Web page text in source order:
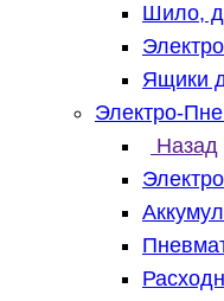
Шило,
Ящики
Электро-
Назад